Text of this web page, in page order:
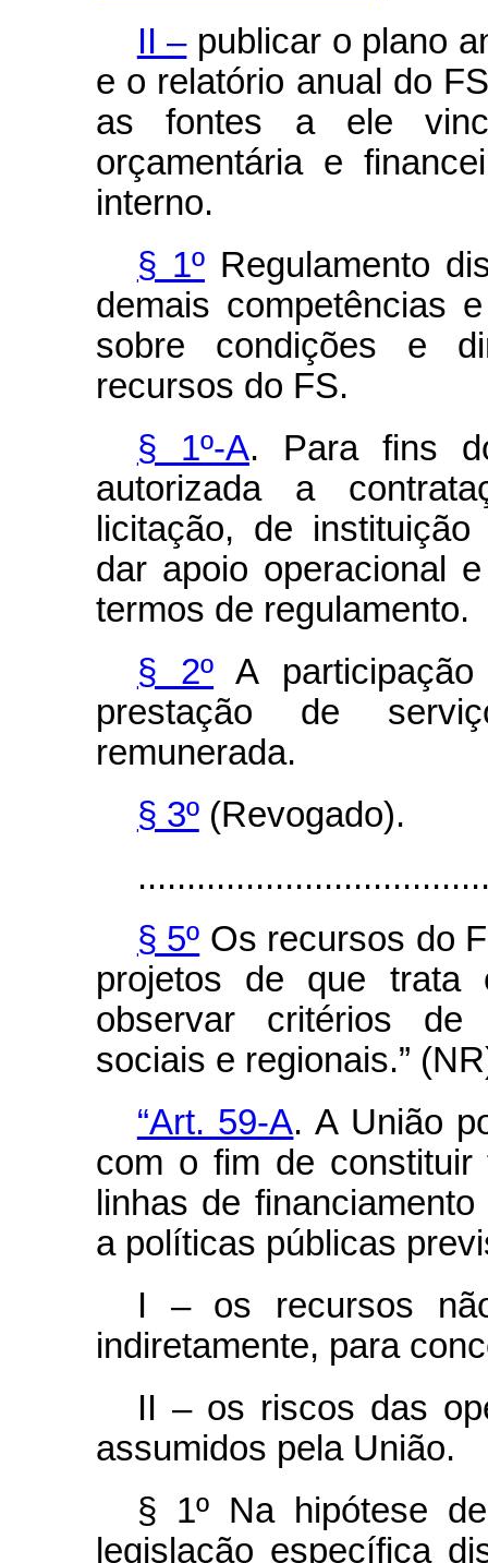
II –publicar o plano
e o relatório anual do
as fontes a ele
orçamentária e
interno.
§ 1ºRegulamento
demais competências
sobre condições e
recursos do FS.
§ 1º-A. Para fins
autorizada a
licitação, de
dar apoio operacional
termos de regulamento.
§ 2º A
prestação de
remunerada.
§ 3º(Revogado).
§ 5º Os recursos do
projetos de que
observar critérios de
sociais e regionais.”
“Art. 59-A. A União
com o fim de constituir
linhas de
a políticas públicas
I – os recursos
indiretamente, para
II – os riscos das
assumidos pela União.
§ 1º Na hipótese
legislação específica